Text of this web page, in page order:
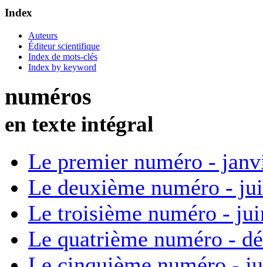
Index
Auteurs
Éditeur scientifique
Index de mots-clés
Index by keyword
numéros
en texte intégral
Le premier numéro -
Le deuxième numéro -
Le troisième numéro -
Le quatrième numéro -